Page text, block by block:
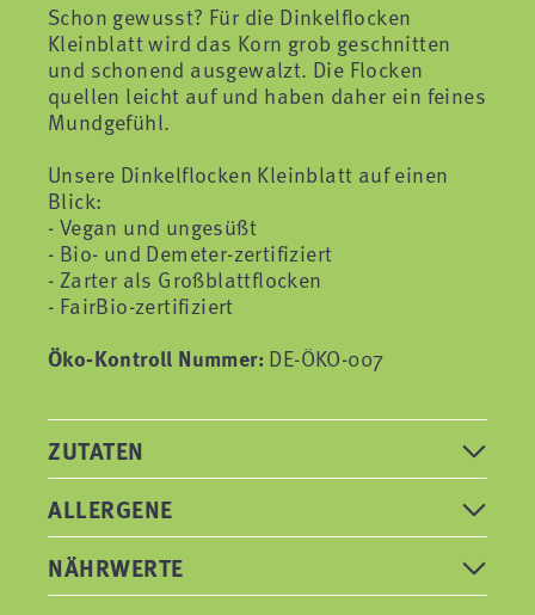
Schon gewusst? Für die Dinkelflocken
Kleinblatt wird das Korn grob geschnitten
und schonend ausgewalzt. Die Flocken
quellen leicht auf und haben daher ein feines
Mundgefühl.
Unsere Dinkelflocken Kleinblatt auf einen
Blick:
- Vegan und ungesüßt
- Bio- und Demeter-zertifiziert
- Zarter als Großblattflocken
- FairBio-zertifiziert
Öko-Kontroll Nummer: DE-ÖKO-007
ZUTATEN
ALLERGENE
NÄHRWERTE